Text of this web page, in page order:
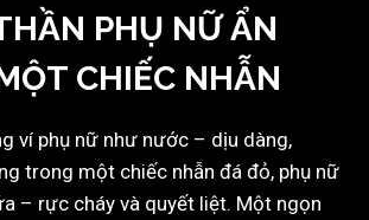
PHỤ NỮ ẨN
CHIẾC NHẪN
ví phụ nữ như nước – dịu dàng,
trong một chiếc nhẫn đá đỏ, phụ nữ
– rực cháy và quyết liệt. Một ngọn